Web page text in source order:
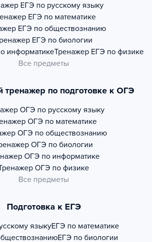
ЕГЭ по русскому языку
ЕГЭ по математике
ЕГЭ по обществознанию
ЕГЭ по биологии
информатикеТренажер ЕГЭ по физике
Все предметы
тренажер по подготовке к ОГЭ
ОГЭ по русскому языку
ОГЭ по математике
ОГЭ по обществознанию
ОГЭ по биологии
ОГЭ по информатике
ОГЭ по физике
Все предметы
Подготовка к ЕГЭ
языкуЕГЭ по математике
ЕГЭ по биологии